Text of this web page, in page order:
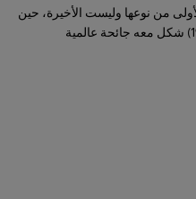
من نوعها وليست الأخيرة، حين